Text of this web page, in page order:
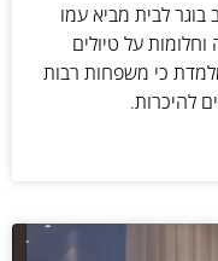
לבית מביא עמו
על טיולים
כי משפחות רבות
להיכרות.